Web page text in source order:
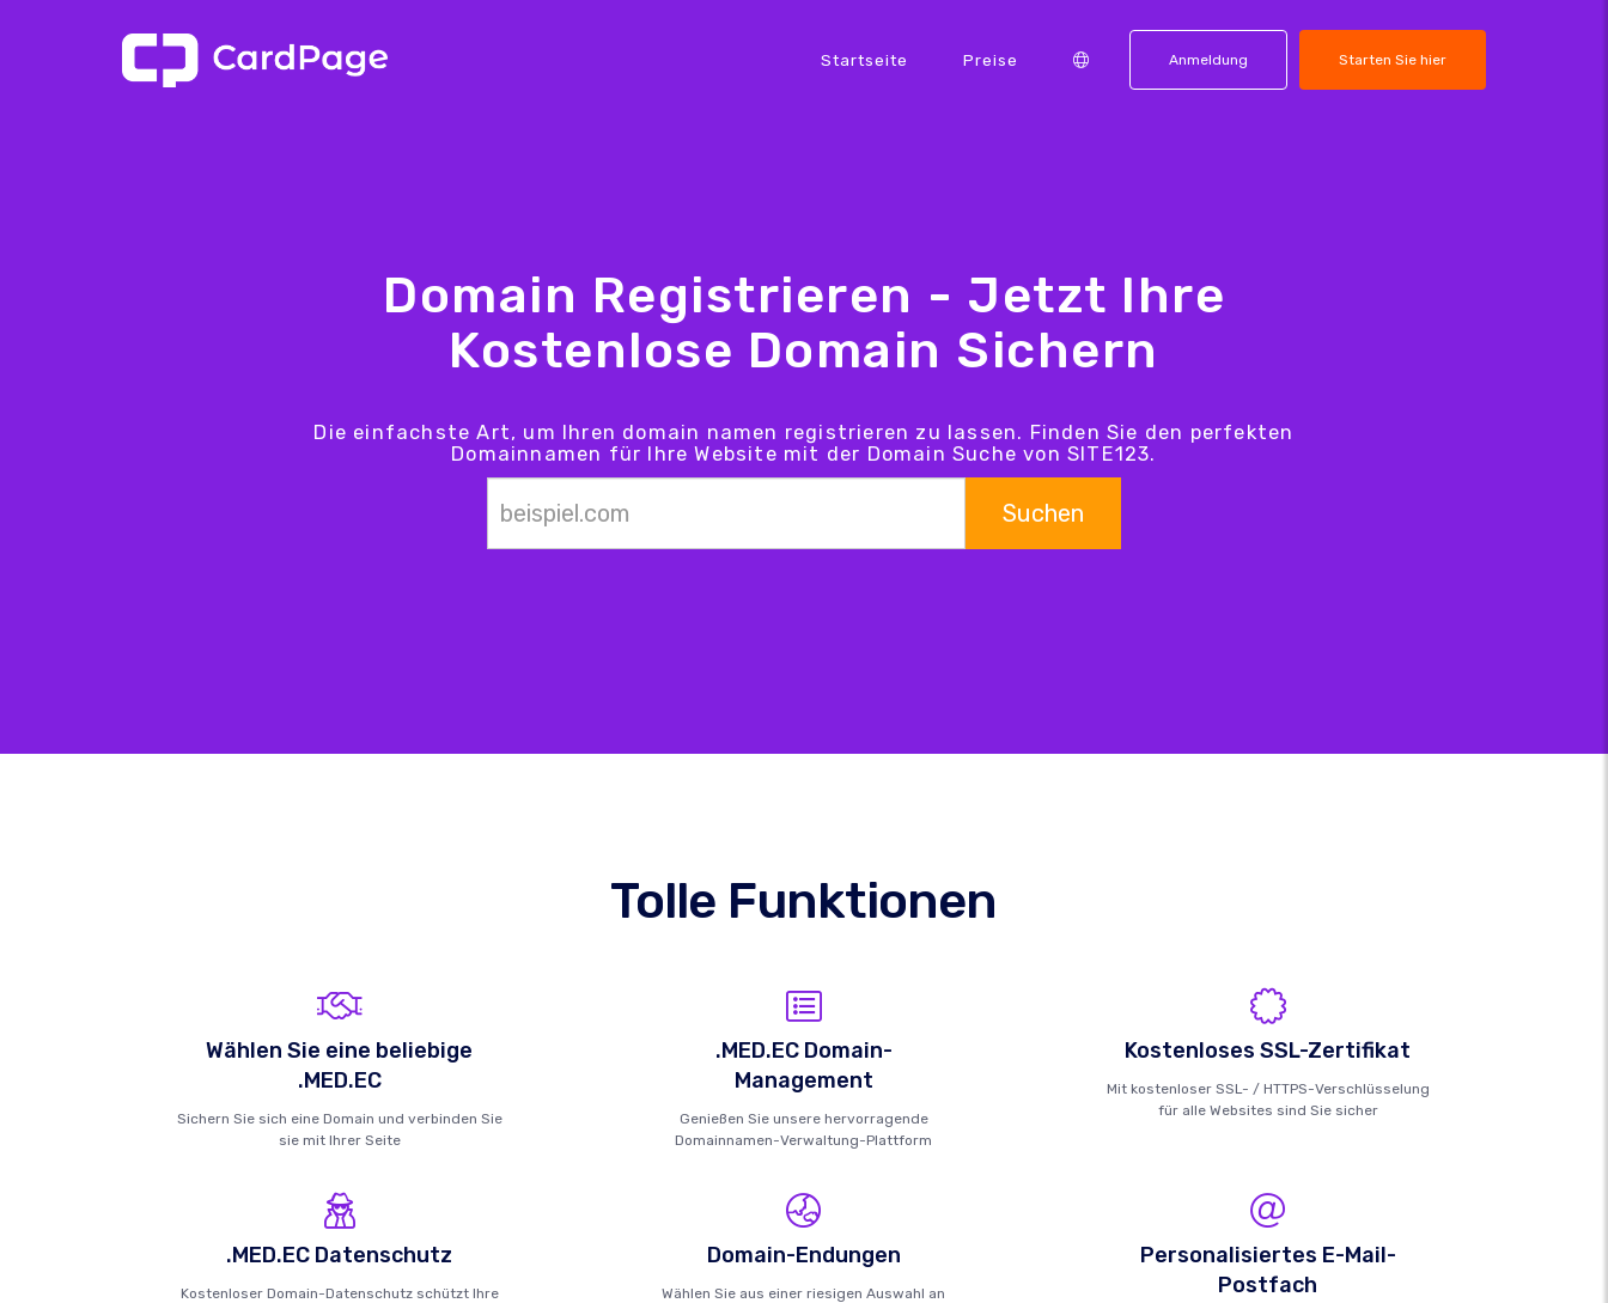
Startseite Preise Anmeldung Starten Sie hier
Domain Registrieren - Jetzt Ihre
Kostenlose Domain Sichern
Die einfachste Art, um Ihren domain namen registrieren zu lassen. Finden Sie den perfekten
Domainnamen für Ihre Website mit der Domain Suche von SITE123.
Suchen
Tolle Funktionen
Wählen Sie eine beliebige
.MED.EC
Sichern Sie sich eine Domain und verbinden Sie
sie mit Ihrer Seite
.MED.EC Domain-
Management
Genießen Sie unsere hervorragende
Domainnamen-Verwaltung-Plattform
Kostenloses SSL-Zertifikat
Mit kostenloser SSL- / HTTPS-Verschlüsselung
für alle Websites sind Sie sicher
.MED.EC Datenschutz
Kostenloser Domain-Datenschutz schützt Ihre
Domain-Endungen
Wählen Sie aus einer riesigen Auswahl an
Personalisiertes E-Mail-
Postfach